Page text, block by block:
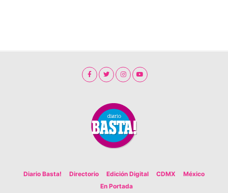
Diario Basta! Directorio Edición Digital CDMX
México
En Portada